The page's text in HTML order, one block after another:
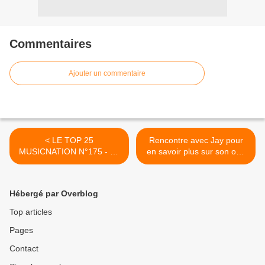
Commentaires
Ajouter un commentaire
< LE TOP 25
MUSICNATION N°175 - 14
Octobre 2018
Rencontre avec Jay pour
en savoir plus sur son one
baptisé « World Man Bio » !
Hébergé par Overblog
Top articles
Pages
Contact